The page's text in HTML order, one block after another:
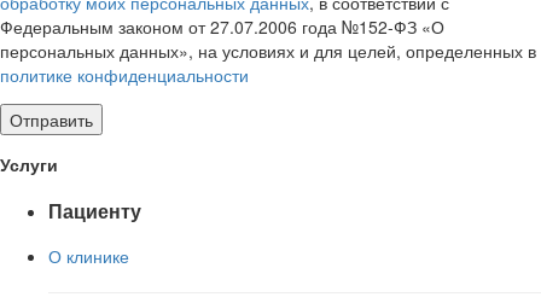
Федеральным законом от 27.07.2006 года №152-ФЗ «О
персональных данных», на условиях и для целей, определенных в
политике конфиденциальности
Услуги
Пациенту
О клинике